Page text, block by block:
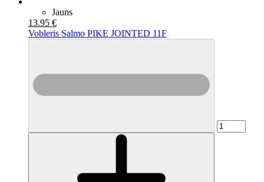
Jauns
13.95 €
Vobleris Salmo PIKE JOINTED 11F